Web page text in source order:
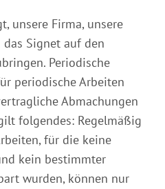
unsere Firma, unsere
Signet auf den
Periodische
periodische Arbeiten
Abmachungen
folgendes: Regelmäßig
für die keine
kein bestimmter
wurden, können nur